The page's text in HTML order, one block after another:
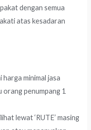
dengan semua
atas kesadaran
minimal jasa
penumpang 1
lewat ‘RUTE’ masing